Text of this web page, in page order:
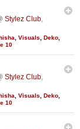
Stylez Club
Visuals Deko
10
Stylez Club,
Visuals Deko
10